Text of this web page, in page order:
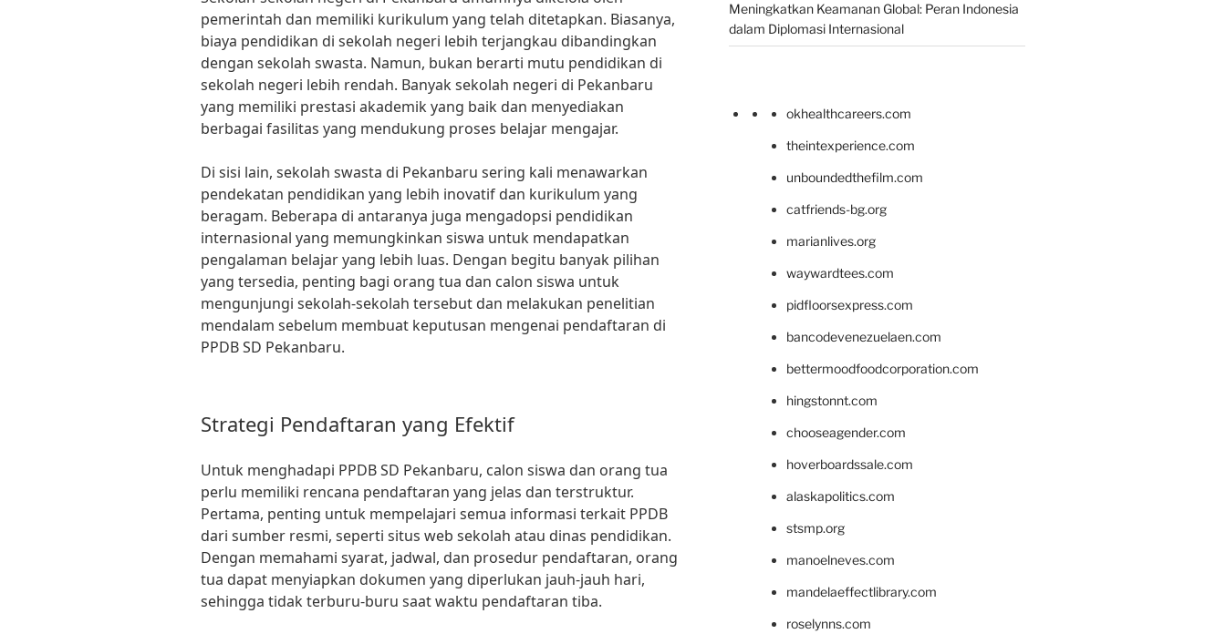
pemerintah dan memiliki kurikulum yang telah ditetapkan. Biasanya,
biaya pendidikan di sekolah negeri lebih terjangkau dibandingkan
dengan sekolah swasta. Namun, bukan berarti mutu pendidikan di
sekolah negeri lebih rendah. Banyak sekolah negeri di Pekanbaru
yang memiliki prestasi akademik yang baik dan menyediakan
berbagai fasilitas yang mendukung proses belajar mengajar.
Di sisi lain, sekolah swasta di Pekanbaru sering kali menawarkan
pendekatan pendidikan yang lebih inovatif dan kurikulum yang
beragam. Beberapa di antaranya juga mengadopsi pendidikan
internasional yang memungkinkan siswa untuk mendapatkan
pengalaman belajar yang lebih luas. Dengan begitu banyak pilihan
yang tersedia, penting bagi orang tua dan calon siswa untuk
mengunjungi sekolah-sekolah tersebut dan melakukan penelitian
mendalam sebelum membuat keputusan mengenai pendaftaran di
PPDB SD Pekanbaru.
Strategi Pendaftaran yang Efektif
Untuk menghadapi PPDB SD Pekanbaru, calon siswa dan orang tua
perlu memiliki rencana pendaftaran yang jelas dan terstruktur.
Pertama, penting untuk mempelajari semua informasi terkait PPDB
dari sumber resmi, seperti situs web sekolah atau dinas pendidikan.
Dengan memahami syarat, jadwal, dan prosedur pendaftaran, orang
tua dapat menyiapkan dokumen yang diperlukan jauh-jauh hari,
sehingga tidak terburu-buru saat waktu pendaftaran tiba.
Meningkatkan Keamanan Global: Peran Indonesia
dalam Diplomasi Internasional
okhealthcareers.com
theintexperience.com
unboundedthefilm.com
catfriends-bg.org
marianlives.org
waywardtees.com
pidfloorsexpress.com
bancodevenezuelaen.com
bettermoodfoodcorporation.com
hingstonnt.com
chooseagender.com
hoverboardssale.com
alaskapolitics.com
stsmp.org
manoelneves.com
mandelaeffectlibrary.com
roselynns.com